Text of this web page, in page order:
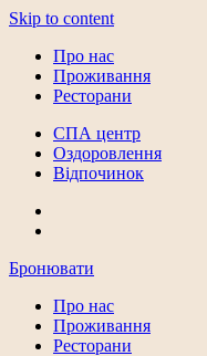
Skip to content
Про нас
Проживання
Ресторани
СПА центр
Оздоровлення
Відпочинок
Бронювати
Про нас
Проживання
Ресторани